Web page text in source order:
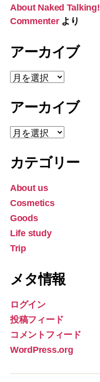
About Naked Talking!
Commenterより
アーカイブ
ア
ー
イ
アーカイブ
ア
ー
イ
カテゴリー
About us
Cosmetics
Goods
Life study
Trip
メタ情報
ログイン
投稿フィード
コメントフィード
WordPress.org